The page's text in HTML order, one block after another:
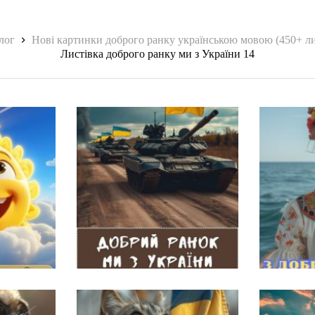
Нові картинки доброго ранку українською мовою (450+
Листівка доброго ранку ми з України 14